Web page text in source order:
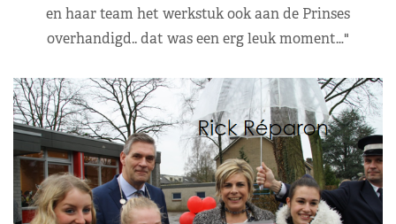
en haar team het werkstuk ook aan de Prinses
overhandigd.. dat was een erg leuk moment…"